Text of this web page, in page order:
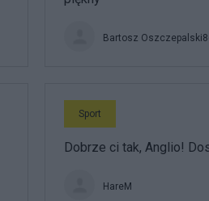
Bartosz
Sport
Dobrze ci tak, Anglio!
HareM